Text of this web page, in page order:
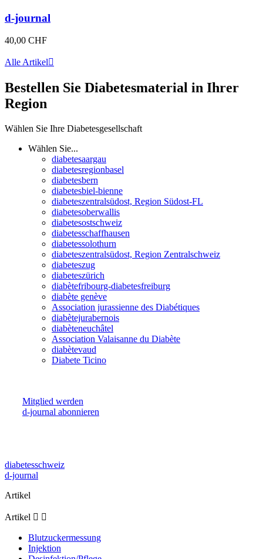
d-journal
40,00 CHF
Alle Artikel
Bestellen Sie Diabetesmaterial in Ihrer
Region
Wählen Sie Ihre Diabetesgesellschaft
Wählen Sie...
diabetesaargau
diabetesregionbasel
diabetesbern
diabetesbiel-bienne
diabeteszentralsüdost, Region Südost-FL
diabetesoberwallis
diabetesostschweiz
diabetesschaffhausen
diabetessolothurn
diabeteszentralsüdost, Region Zentralschweiz
diabeteszug
diabeteszürich
diabètefribourg-diabetesfreiburg
diabète genève
Association jurassienne des Diabétiques
diabètejurabernois
diabèteneuchâtel
Association Valaisanne du Diabète
diabètevaud
Diabete Ticino
Mitglied werden
d-journal abonnieren
diabetesschweiz
d-journal
Artikel
Artikel  
Blutzuckermessung
Injektion